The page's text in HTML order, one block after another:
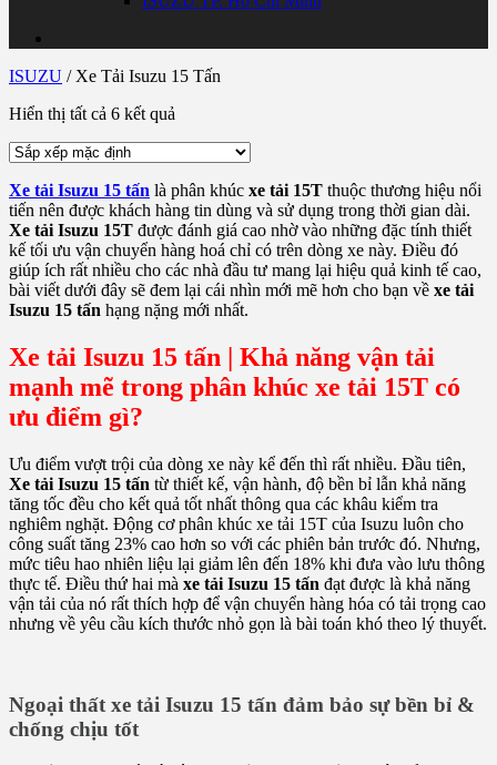
ISUZU / Xe Tải Isuzu 15 Tấn
Hiển thị tất cả 6 kết quả
Xe tải Isuzu 15 tấn là phân khúc xe tải 15T thuộc thương hiệu nổi
tiến nên được khách hàng tin dùng và sử dụng trong thời gian dài.
Xe tải Isuzu 15T được đánh giá cao nhờ vào những đặc tính thiết
kế tối ưu vận chuyển hàng hoá chỉ có trên dòng xe này. Điều đó
giúp ích rất nhiều cho các nhà đầu tư mang lại hiệu quả kinh tế cao,
bài viết dưới đây sẽ đem lại cái nhìn mới mẽ hơn cho bạn về xe tải
Isuzu 15 tấn hạng nặng mới nhất.
Xe tải Isuzu 15 tấn | Khả năng vận tải
mạnh mẽ trong phân khúc xe tải 15T có
ưu điểm gì?
Ưu điểm vượt trội của dòng xe này kể đến thì rất nhiều. Đầu tiên,
Xe tải Isuzu 15 tấn từ thiết kế, vận hành, độ bền bỉ lẫn khả năng
tăng tốc đều cho kết quả tốt nhất thông qua các khâu kiểm tra
nghiêm nghặt. Động cơ phân khúc xe tải 15T của Isuzu luôn cho
công suất tăng 23% cao hơn so với các phiên bản trước đó. Nhưng,
mức tiêu hao nhiên liệu lại giảm lên đến 18% khi đưa vào lưu thông
thực tế. Điều thứ hai mà xe tải Isuzu 15 tấn đạt được là khả năng
vận tải của nó rất thích hợp để vận chuyển hàng hóa có tải trọng cao
nhưng về yêu cầu kích thước nhỏ gọn là bài toán khó theo lý thuyết.
Ngoại thất xe tải Isuzu 15 tấn đảm bảo sự bền bỉ &
chống chịu tốt